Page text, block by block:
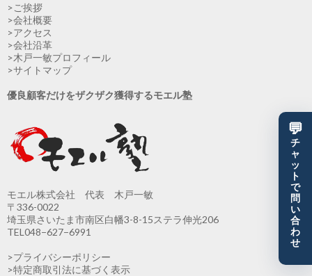
>ご挨拶
>会社概要
>アクセス
>会社沿革
>木戸一敏プロフィール
>サイトマップ
優良顧客だけをザクザク獲得するモエル塾
モエル株式会社 代表 木戸一敏
〒336-0022
埼玉県さいたま市南区白幡3-8-15ステラ伸光206
TEL048−627−6991
>プライバシーポリシー
>特定商取引法に基づく表示
💬
チ
ャ
ッ
ト
で
問
い
合
わ
せ